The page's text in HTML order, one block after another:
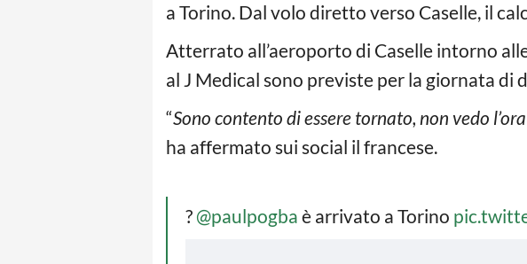
a Torino. Dal volo diretto verso Caselle, il
Atterrato all’aeroporto di Caselle intorno
al J Medical sono previste per la giornata di
“Sono contento di essere tornato, non vedo
ha affermato sui social il francese.
? @paulpogba è arrivato a Torino